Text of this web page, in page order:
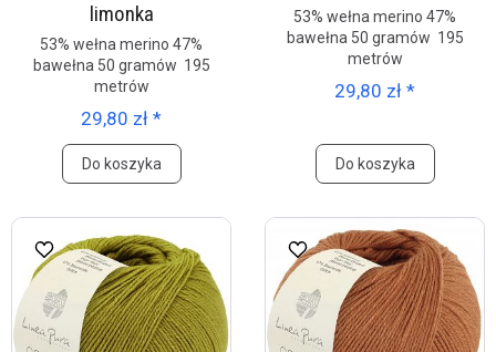
limonka
53% wełna merino 47%
bawełna 50 gramów 195
metrów
29,80 zł *
Do koszyka
53% wełna merino 47%
bawełna 50 gramów 195
metrów
29,80 zł *
Do koszyka